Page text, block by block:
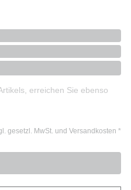
erreichen Sie ebenso
gesetzl. MwSt. und Versandkosten *